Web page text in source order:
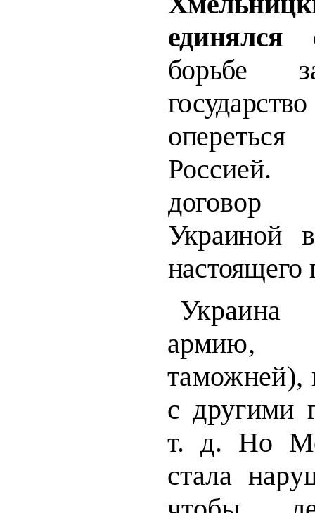
борьбе
Россией.
договор
Украиной
настоящего
армию,
таможней),
с другими
т. д. Но
стала